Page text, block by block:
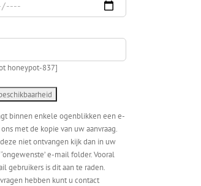
honeypot-837]
binnen enkele ogenblikken een e-
met de kopie van uw aanvraag.
niet ontvangen kijk dan in uw
‘ongewenste’ e-mail folder. Vooral
gebruikers is dit aan te raden.
hebben kunt u contact